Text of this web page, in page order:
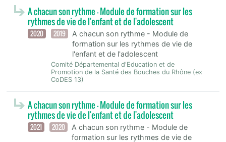
A chacun son rythme - Module de formation sur les
rythmes de vie de l'enfant et de l'adolescent
2020 2019
A chacun son rythme - Module de
formation sur les rythmes de vie de
l'enfant et de l'adolescent
Comité Départemental d'Education et de
Promotion de la Santé des Bouches du Rhône (ex
CoDES 13)
A chacun son rythme - Module de formation sur les
rythmes de vie de l'enfant et de l'adolescent
2021 2020
A chacun son rythme - Module de
formation sur les rythmes de vie de